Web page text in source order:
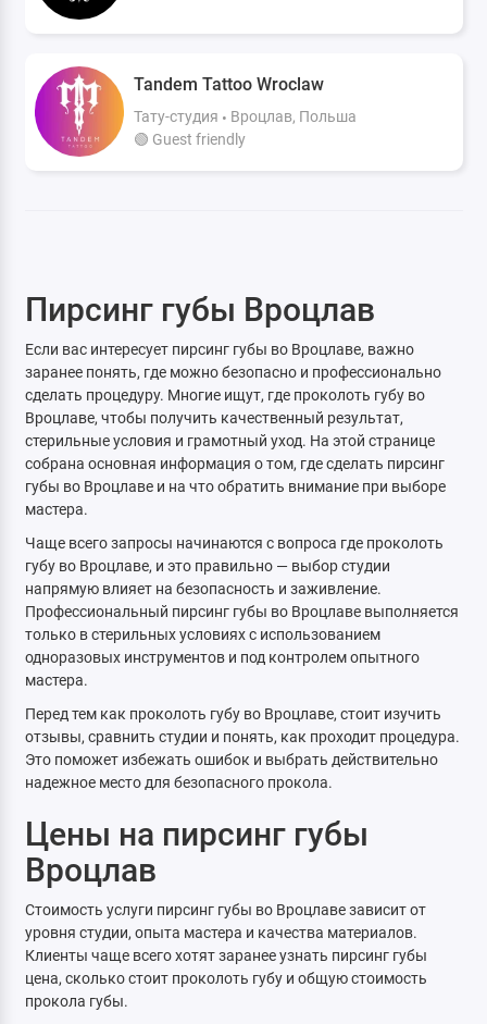
Tandem Tattoo Wroclaw
Тату-студия
Вроцлав, Польша
🟢 Guest friendly
Пирсинг губы Вроцлав
Если вас интересует пирсинг губы во Вроцлаве, важно
заранее понять, где можно безопасно и профессионально
сделать процедуру. Многие ищут, где проколоть губу во
Вроцлаве, чтобы получить качественный результат,
стерильные условия и грамотный уход. На этой странице
собрана основная информация о том, где сделать пирсинг
губы во Вроцлаве и на что обратить внимание при выборе
мастера.
Чаще всего запросы начинаются с вопроса где проколоть
губу во Вроцлаве, и это правильно — выбор студии
напрямую влияет на безопасность и заживление.
Профессиональный пирсинг губы во Вроцлаве выполняется
только в стерильных условиях с использованием
одноразовых инструментов и под контролем опытного
мастера.
Перед тем как проколоть губу во Вроцлаве, стоит изучить
отзывы, сравнить студии и понять, как проходит процедура.
Это поможет избежать ошибок и выбрать действительно
надежное место для безопасного прокола.
Цены на пирсинг губы
Вроцлав
Стоимость услуги пирсинг губы во Вроцлаве зависит от
уровня студии, опыта мастера и качества материалов.
Клиенты чаще всего хотят заранее узнать пирсинг губы
цена, сколько стоит проколоть губу и общую стоимость
прокола губы.